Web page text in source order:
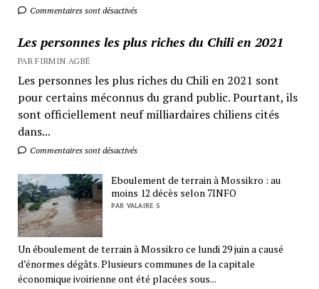
Commentaires sont désactivés
Les personnes les plus riches du Chili en 2021
PAR FIRMIN AGBÉ
Les personnes les plus riches du Chili en 2021 sont
pour certains méconnus du grand public. Pourtant, ils
sont officiellement neuf milliardaires chiliens cités
dans...
Commentaires sont désactivés
Eboulement de terrain à Mossikro : au
moins 12 décès selon 7INFO
PAR VALAIRE S
Un éboulement de terrain à Mossikro ce lundi 29 juin a causé
d’énormes dégâts. Plusieurs communes de la capitale
économique ivoirienne ont été placées sous...